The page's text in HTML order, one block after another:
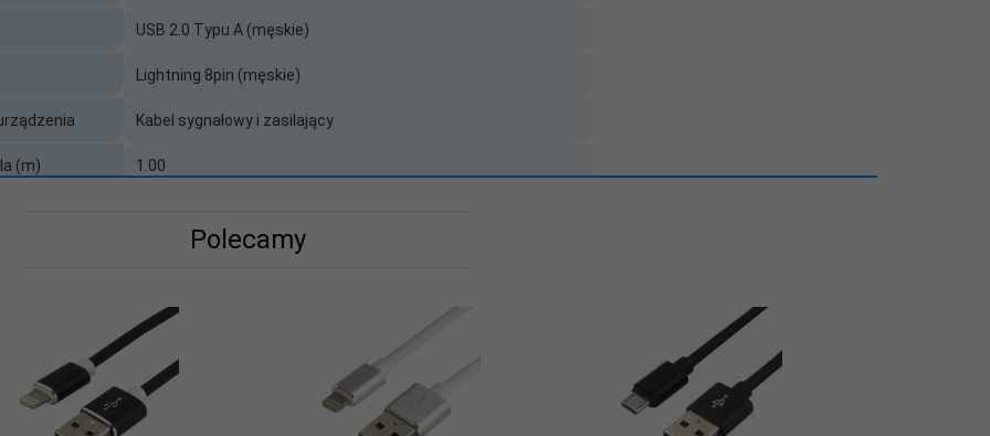
USB 2.0 Typu A (męskie)
Lightning 8pin (męskie)
Kabel sygnałowy i zasilający
(m) 1.00
Nie
Polecamy